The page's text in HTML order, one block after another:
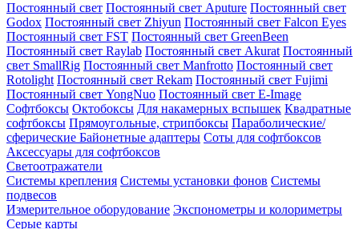
Постоянный свет Постоянный свет Aputure Постоянный свет
Godox Постоянный свет Zhiyun Постоянный свет Falcon Eyes
Постоянный свет FST Постоянный свет GreenBeen
Постоянный свет Raylab Постоянный свет Akurat Постоянный
свет SmallRig Постоянный свет Manfrotto Постоянный свет
Rotolight Постоянный свет Rekam Постоянный свет Fujimi
Постоянный свет YongNuo Постоянный свет E-Image
Софтбоксы Октобоксы Для накамерных вспышек Квадратные
софтбоксы Прямоугольные, стрипбоксы Параболические/
сферические Байонетныe адаптеры Соты для софтбоксов
Аксессуары для софтбоксов
Светоотражатели
Системы крепления Системы установки фонов Системы
подвесов
Измерительное оборудование Экспонометры и колориметры
Серые карты